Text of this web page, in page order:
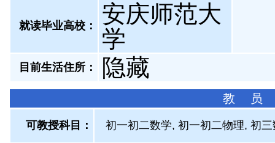
就读毕业高校：
安庆师范大
学
目前生活住所： 隐藏
教 员
可教授科目： 初一初二数学, 初一初二物理, 初